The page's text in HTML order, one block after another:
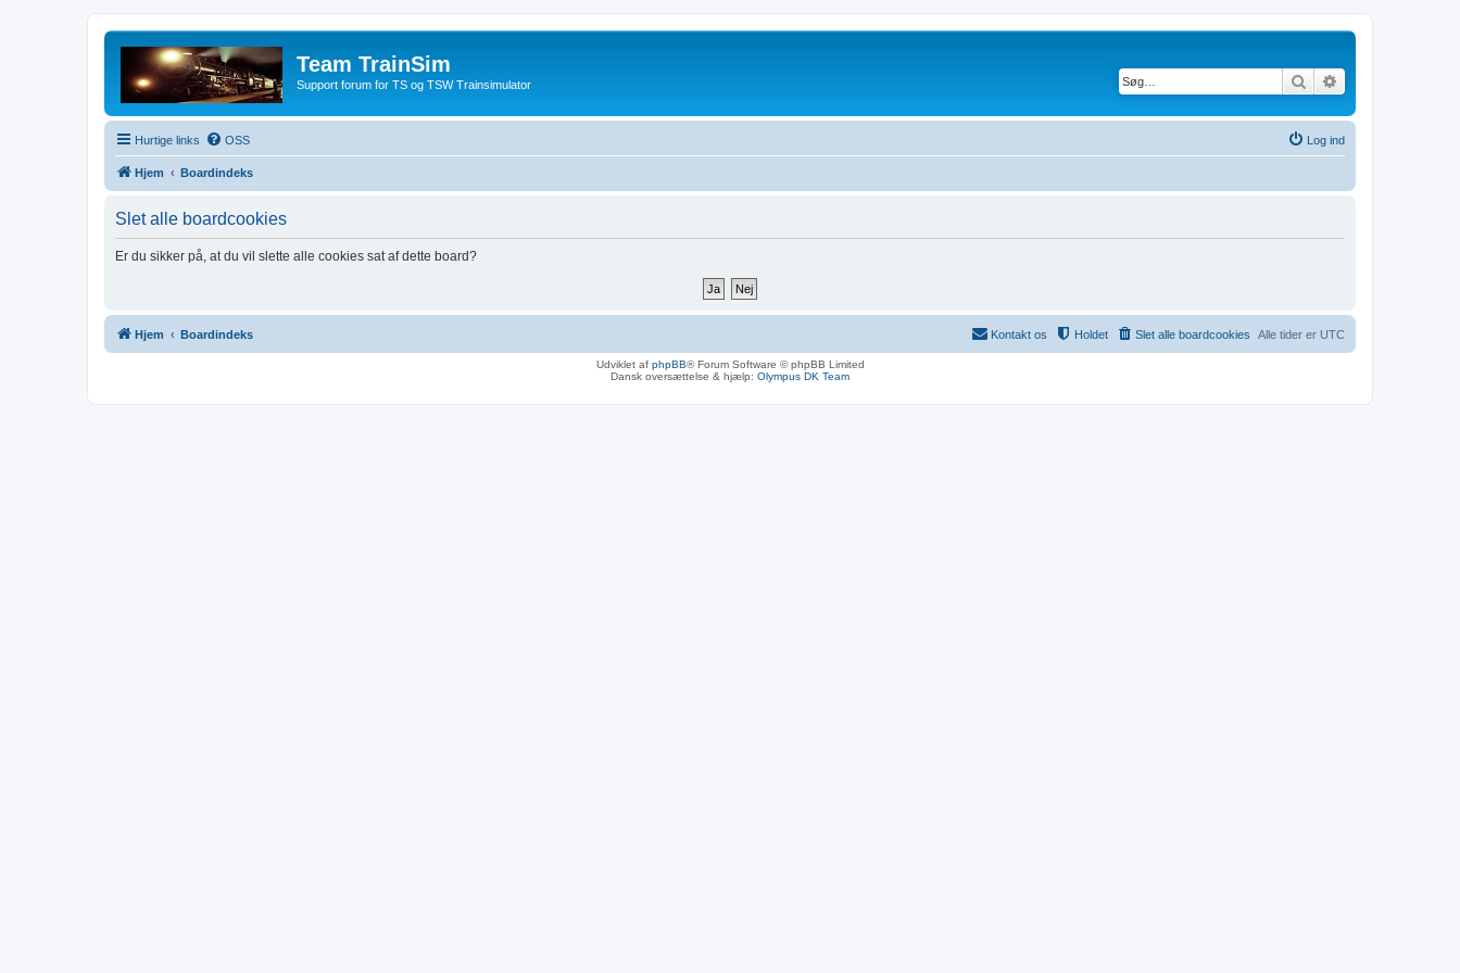
Team TrainSim
Support forum for TS og TSW Trainsimulator Søg
Hurtige links OSS Log ind
Hjem Boardindeks
Slet alle boardcookies
Er du sikker på, at du vil slette alle cookies sat af dette board?
Hjem Boardindeks Alle tider er UTC
Slet alle boardcookies
Holdet
Kontakt os
Udviklet af phpBB® Forum Software © phpBB Limited
Dansk oversættelse & hjælp: Olympus DK Team